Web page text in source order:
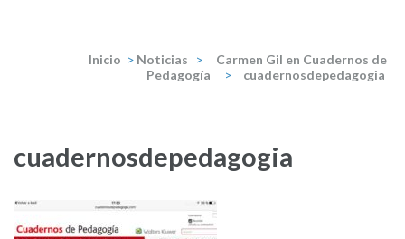
Inicio > Noticias >
Carmen Gil en Cuadernos de
Pedagogía
> cuadernosdepedagogia
cuadernosdepedagogia